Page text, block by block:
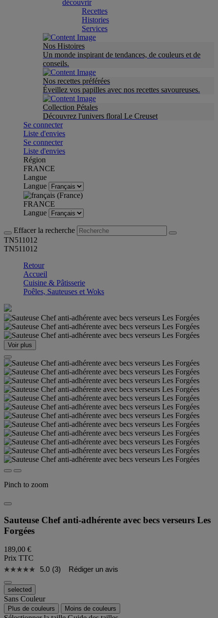
découvrir
Recettes
Histories
Services
Nos Histoires
Un monde inspirant de tendances, de couleurs et de
conseils.
Nos recettes préférées
Éveillez vos papilles avec nos recettes savoureuses.
Collection Pétales
Découvrez l'univers floral Le Creuset
Se connecter
Liste d'envies
Se connecter
Liste d'envies
Région
FRANCE
Langue
Langue
FRANCE
Langue
Effacer la recherche
TN511012
TN511012
Retour
Accueil
Cuisine & Pâtisserie
Poêles, Sauteuses et Woks
Voir plus
Pinch to zoom
Sauteuse Chef anti-adhérente avec becs verseurs Les
Forgées
189,00 €
Prix TTC
5.0 (3) Rédiger un avis
selected
Sans Couleur
Plus de couleurs Moins de couleurs